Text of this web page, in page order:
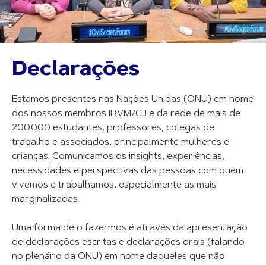
Declarações
Estamos presentes nas Nações Unidas (ONU) em nome
dos nossos membros IBVM/CJ e da rede de mais de
200.000 estudantes, professores, colegas de
trabalho e associados, principalmente mulheres e
crianças. Comunicamos os insights, experiências,
necessidades e perspectivas das pessoas com quem
vivemos e trabalhamos, especialmente as mais
marginalizadas.
Uma forma de o fazermos é através da apresentação
de declarações escritas e declarações orais (falando
no plenário da ONU) em nome daqueles que não